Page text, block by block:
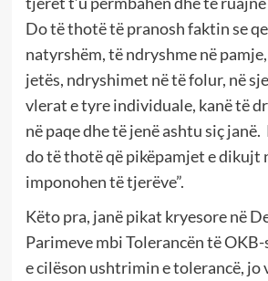
Do të thotë të pranosh faktin se
natyrshëm, të ndryshme në
jetës, ndryshimet në të folur, në
vlerat e tyre individuale, kanë të
në paqe dhe të jenë ashtu siç janë.
do të thotë që pikëpamjet e dikujt
imponohen të tjerëve”.
Këto pra, janë pikat kryesore në
Parimeve mbi Tolerancën të
e cilëson ushtrimin e tolerancë, jo